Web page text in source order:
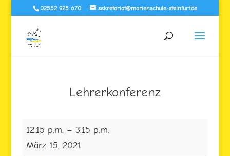
02552 925 670 sekretariat@marienschule-steinfurt.de
Lehrerkonferenz
Lehrerkonferenz
12:15 p.m. – 3:15 p.m.
März 15, 2021